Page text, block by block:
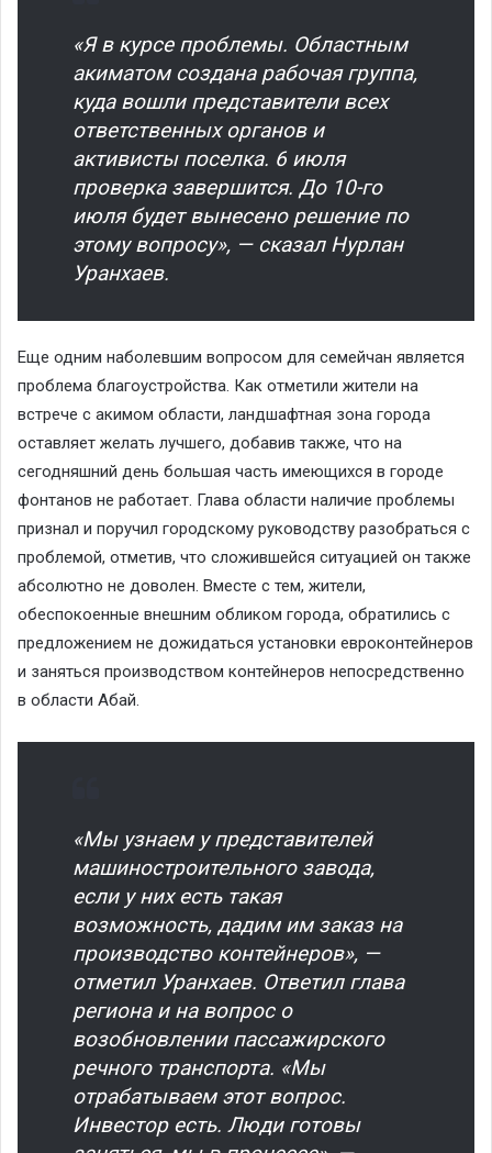
«Я в курсе проблемы. Областным
акиматом создана рабочая группа,
куда вошли представители всех
ответственных органов и
активисты поселка. 6 июля
проверка завершится. До 10-го
июля будет вынесено решение по
этому вопросу», — сказал Нурлан
Уранхаев.
Еще одним наболевшим вопросом для семейчан является
проблема благоустройства. Как отметили жители на
встрече с акимом области, ландшафтная зона города
оставляет желать лучшего, добавив также, что на
сегодняшний день большая часть имеющихся в городе
фонтанов не работает. Глава области наличие проблемы
признал и поручил городскому руководству разобраться с
проблемой, отметив, что сложившейся ситуацией он также
абсолютно не доволен. Вместе с тем, жители,
обеспокоенные внешним обликом города, обратились с
предложением не дожидаться установки евроконтейнеров
и заняться производством контейнеров непосредственно
в области Абай.
«Мы узнаем у представителей
машиностроительного завода,
если у них есть такая
возможность, дадим им заказ на
производство контейнеров», —
отметил Уранхаев. Ответил глава
региона и на вопрос о
возобновлении пассажирского
речного транспорта. «Мы
отрабатываем этот вопрос.
Инвестор есть. Люди готовы